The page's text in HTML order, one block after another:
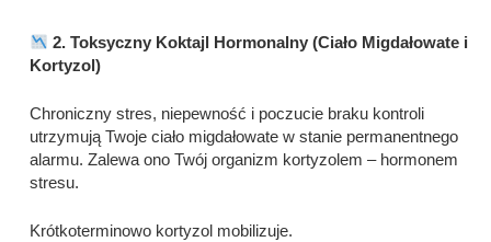
2. Toksyczny Koktajl Hormonalny (Ciało Migdałowate i
Kortyzol)
Chroniczny stres, niepewność i poczucie braku kontroli
utrzymują Twoje ciało migdałowate w stanie permanentnego
alarmu. Zalewa ono Twój organizm kortyzolem – hormonem
stresu.
Krótkoterminowo kortyzol mobilizuje.